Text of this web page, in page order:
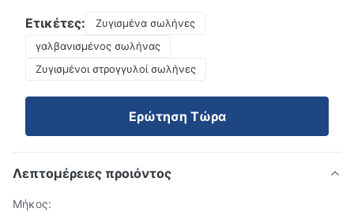
Ετικέτες:
Ζυγισμένα σωλήνες
γαλβανισμένος σωλήνας
Ζυγισμένοι στρογγυλοί σωλήνες
Ερώτηση Τώρα
Λεπτομέρειες προιόντος
Μήκος: